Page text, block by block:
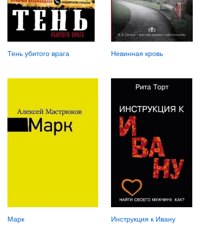
Тень убитого врага Невинная кровь
Марк Инструкция к Ивану